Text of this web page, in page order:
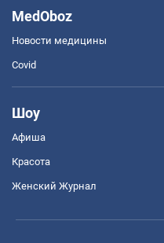
MedOboz
Новости медицины
Covid
Шоу
Афиша
Красота
Женский Журнал